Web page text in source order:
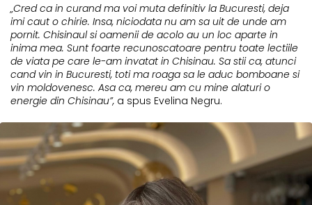
„Cred ca in curand ma voi muta definitiv la Bucuresti, deja
imi caut o chirie. Insa, niciodata nu am sa uit de unde am
pornit. Chisinaul si oamenii de acolo au un loc aparte in
inima mea. Sunt foarte recunoscatoare pentru toate lectiile
de viata pe care le-am invatat in Chisinau. Sa stii ca, atunci
cand vin in Bucuresti, toti ma roaga sa le aduc bomboane si
vin moldovenesc. Asa ca, mereu am cu mine alaturi o
energie din Chisinau”, a spus Evelina Negru.